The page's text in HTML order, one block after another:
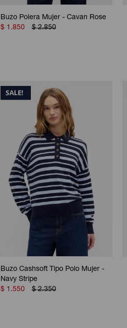
Buzo Polera Mujer - Cavan Rose
$ 1.850 $ 2.850
Buzo Cashsoft Tipo Polo Mujer -
Navy Stripe
$ 1.550 $ 2.350